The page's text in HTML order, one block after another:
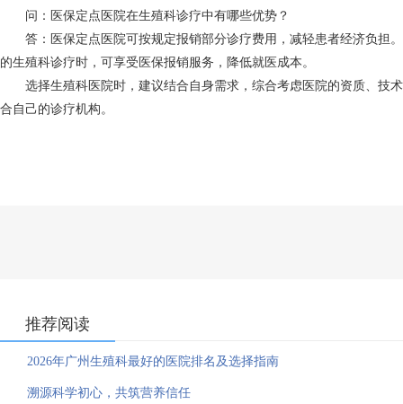
问：医保定点医院在生殖科诊疗中有哪些优势？
答：医保定点医院可按规定报销部分诊疗费用，减轻患者经济负担
的生殖科诊疗时，可享受医保报销服务，降低就医成本。
选择生殖科医院时，建议结合自身需求，综合考虑医院的资质、技
合自己的诊疗机构。
推荐阅读
2026年广州生殖科最好的医院排名及选择指南
溯源科学初心，共筑营养信任